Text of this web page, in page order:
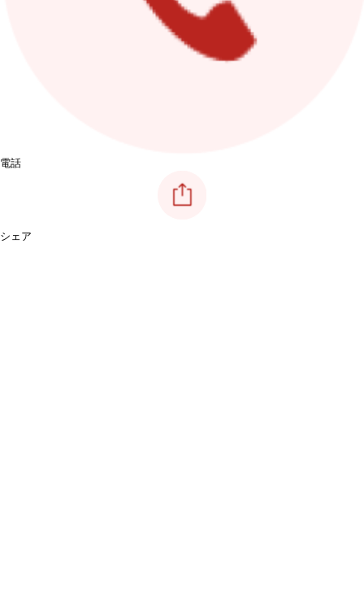
電話
シェア